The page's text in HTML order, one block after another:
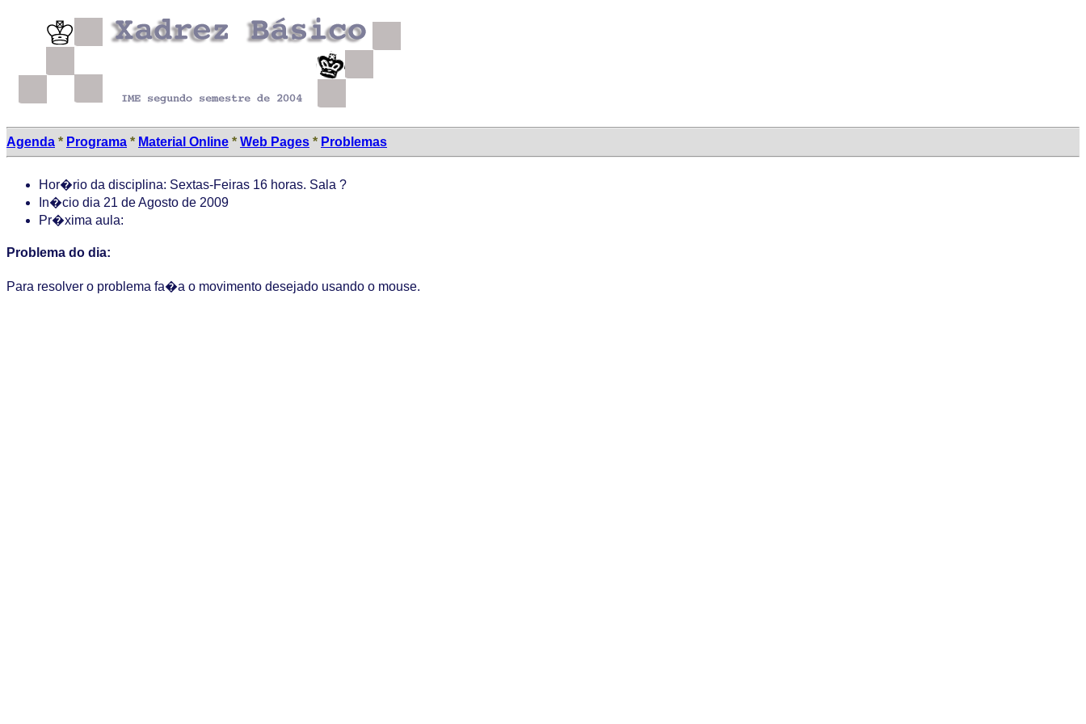
Agenda * Programa * Material Online * Web Pages * Problemas
Hor�rio da disciplina: Sextas-Feiras 16 horas. Sala ?
In�cio dia 21 de Agosto de 2009
Pr�xima aula:
Problema do dia:
Para resolver o problema fa�a o movimento desejado usando o mouse.